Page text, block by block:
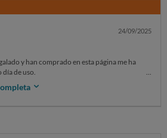
24/09/2025
y han comprado en esta página me ha
día de uso.
El dispositivo se enciende (suena al
pero la pantalla se ha quedado
el problema persiste. Se trata de un fallo de